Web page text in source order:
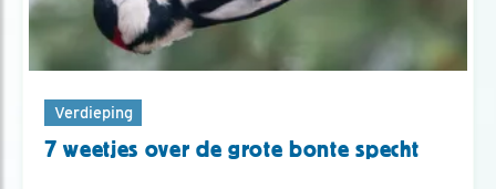
Verdieping
7 weetjes over de grote bonte specht